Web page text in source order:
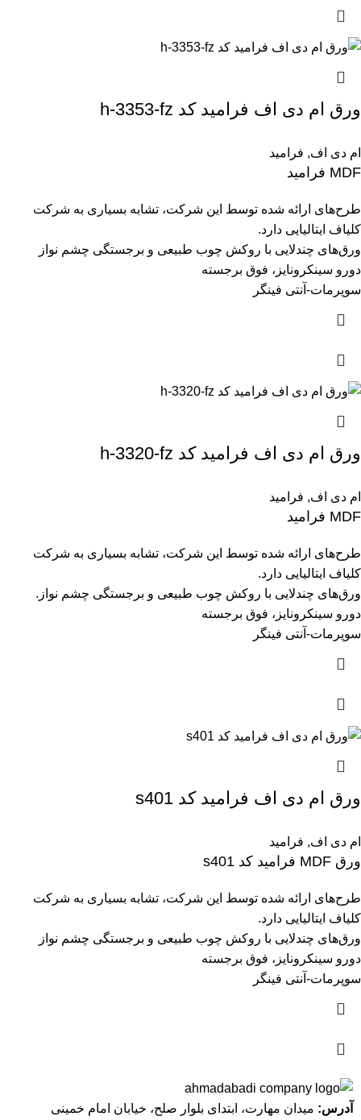
ورق ام دی اف فرامید کد h-3353-fz
ام دی اف, فرامید
MDF فرامید
طرح‌های ارائه شده توسط این شرکت، تشابه بسیاری به شرکت
کلیاف ایتالیایی دارد.
ورق‌های چندلایی با روکش چوب طبیعی و برجستگی چشم نواز
دورو سینکرونایز، فوق برجسته
سوپرمات-آنتی فینگر
ورق ام دی اف فرامید کد h-3320-fz
ام دی اف, فرامید
MDF فرامید
طرح‌های ارائه شده توسط این شرکت، تشابه بسیاری به شرکت
کلیاف ایتالیایی دارد.
ورق‌های چندلایی با روکش چوب طبیعی و برجستگی چشم نواز.
دورو سینکرونایز، فوق برجسته
سوپرمات-آنتی فینگر
ورق ام دی اف فرامید کد s401
ام دی اف, فرامید
ورق MDF فرامید کد s401
طرح‌های ارائه شده توسط این شرکت، تشابه بسیاری به شرکت
کلیاف ایتالیایی دارد.
ورق‌های چندلایی با روکش چوب طبیعی و برجستگی چشم نواز
دورو سینکرونایز، فوق برجسته
سوپرمات-آنتی فینگر
آدرس: میدان مهارت، ابتدای بلوار صلح، خیابان امام خمینی